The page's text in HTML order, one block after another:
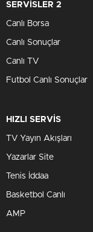
SERVİSLER 2
Canlı Borsa
Canlı Sonuçlar
Canlı TV
Futbol Canlı Sonuçlar
HIZLI SERVİS
TV Yayın Akışları
Yazarlar Site
Tenis İddaa
Basketbol Canlı
AMP